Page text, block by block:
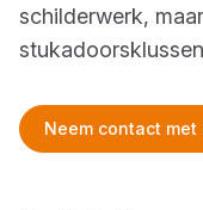
schilderwerk,
Neem contact met